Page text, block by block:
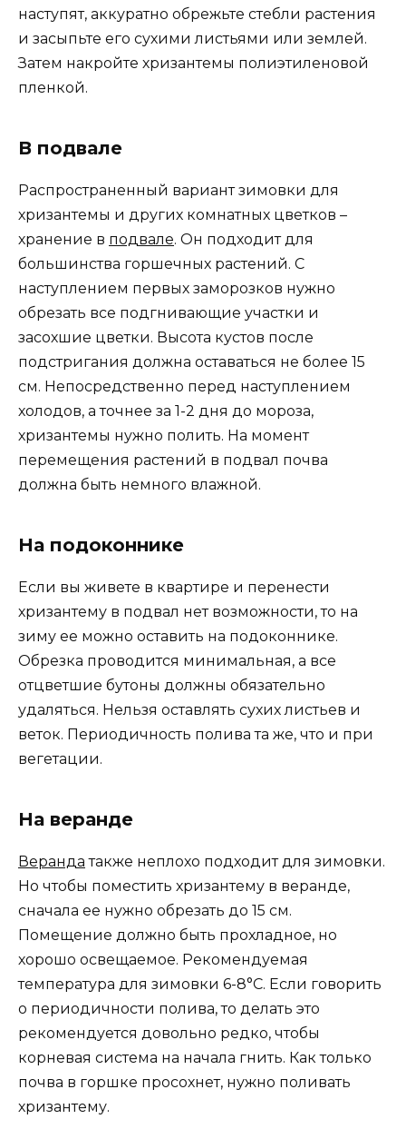
наступят, аккуратно обрежьте стебли растения
и засыпьте его сухими листьями или землей.
Затем накройте хризантемы полиэтиленовой
пленкой.
В подвале
Распространенный вариант зимовки для
хризантемы и других комнатных цветков –
хранение в подвале. Он подходит для
большинства горшечных растений. С
наступлением первых заморозков нужно
обрезать все подгнивающие участки и
засохшие цветки. Высота кустов после
подстригания должна оставаться не более 15
см. Непосредственно перед наступлением
холодов, а точнее за 1-2 дня до мороза,
хризантемы нужно полить. На момент
перемещения растений в подвал почва
должна быть немного влажной.
На подоконнике
Если вы живете в квартире и перенести
хризантему в подвал нет возможности, то на
зиму ее можно оставить на подоконнике.
Обрезка проводится минимальная, а все
отцветшие бутоны должны обязательно
удаляться. Нельзя оставлять сухих листьев и
веток. Периодичность полива та же, что и при
вегетации.
На веранде
Веранда также неплохо подходит для зимовки.
Но чтобы поместить хризантему в веранде,
сначала ее нужно обрезать до 15 см.
Помещение должно быть прохладное, но
хорошо освещаемое. Рекомендуемая
температура для зимовки 6-8°C. Если говорить
о периодичности полива, то делать это
рекомендуется довольно редко, чтобы
корневая система на начала гнить. Как только
почва в горшке просохнет, нужно поливать
хризантему.